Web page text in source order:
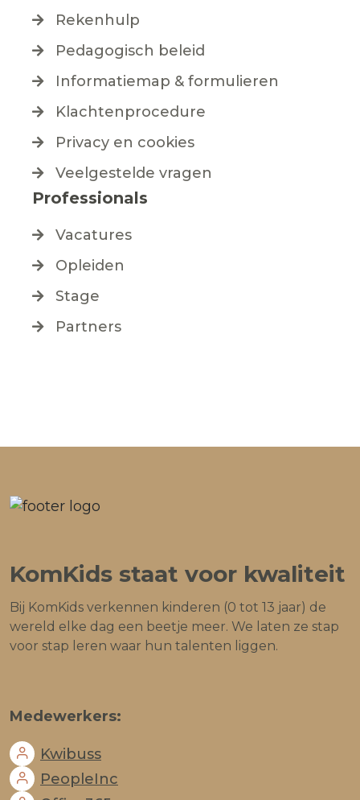
Rekenhulp
Pedagogisch beleid
Informatiemap & formulieren
Klachtenprocedure
Privacy en cookies
Veelgestelde vragen
Professionals
Vacatures
Opleiden
Stage
Partners
KomKids staat voor kwaliteit
Bij KomKids verkennen kinderen (0 tot 13 jaar) de
wereld elke dag een beetje meer. We laten ze stap
voor stap leren waar hun talenten liggen.
Medewerkers:
Kwibuss
PeopleInc